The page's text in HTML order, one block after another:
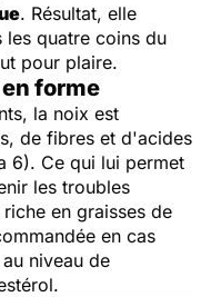
. Résultat, elle
quatre coins du
pour plaire.
forme
la noix est
de fibres et d'acides
6). Ce qui lui permet
les troubles
riche en graisses de
en cas
niveau de